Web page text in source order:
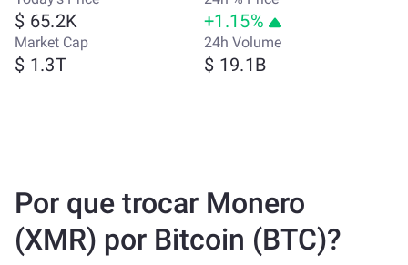
$ 65.2K +1.15%
Market Cap
$ 1.3T
24h Volume
$ 19.1B
Por que trocar Monero
(XMR) por Bitcoin (BTC)?